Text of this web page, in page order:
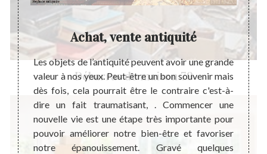
Débarras de maison 79
ligne
pour
plus
Achat, vente antiquité
Les objets de l’antiquité peuvent avoir une grande
valeur à nos yeux. Peut-être un bon souvenir mais
dès fois, cela pourrait être le contraire c'est-à-
dire un fait traumatisant, . Commencer une
nouvelle vie est une étape très importante pour
pouvoir améliorer notre bien-être et favoriser
notre épanouissement. Gravé quelques
Une
en